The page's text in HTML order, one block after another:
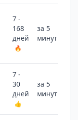
7 -
168
дней
🔥
за 5
минут
7 -
30
дней
👍
за 5
минут